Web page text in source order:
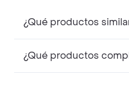
¿Qué productos
¿Qué productos